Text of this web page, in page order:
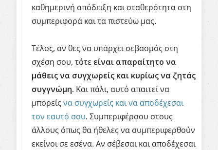
καθημερινή απόδειξη και σταθερότητα στη
συμπεριφορά και τα πιστεύω μας.
Τέλος, αν θες να υπάρχει σεβασμός στη
σχέση σου, τότε είναι απαραίτητο να
μάθεις να συγχωρείς και κυρίως να ζητάς
συγγνώμη. Και πάλι, αυτό απαιτεί να
μπορείςνα συγχωρείς και να αποδέχεσαι
τον εαυτό σου. Συμπεριφέρσου στους
άλλους όπως θα ήθελες να συμπεριφερθούν
εκείνοι σε εσένα. Αν σέβεσαι και αποδέχεσαι